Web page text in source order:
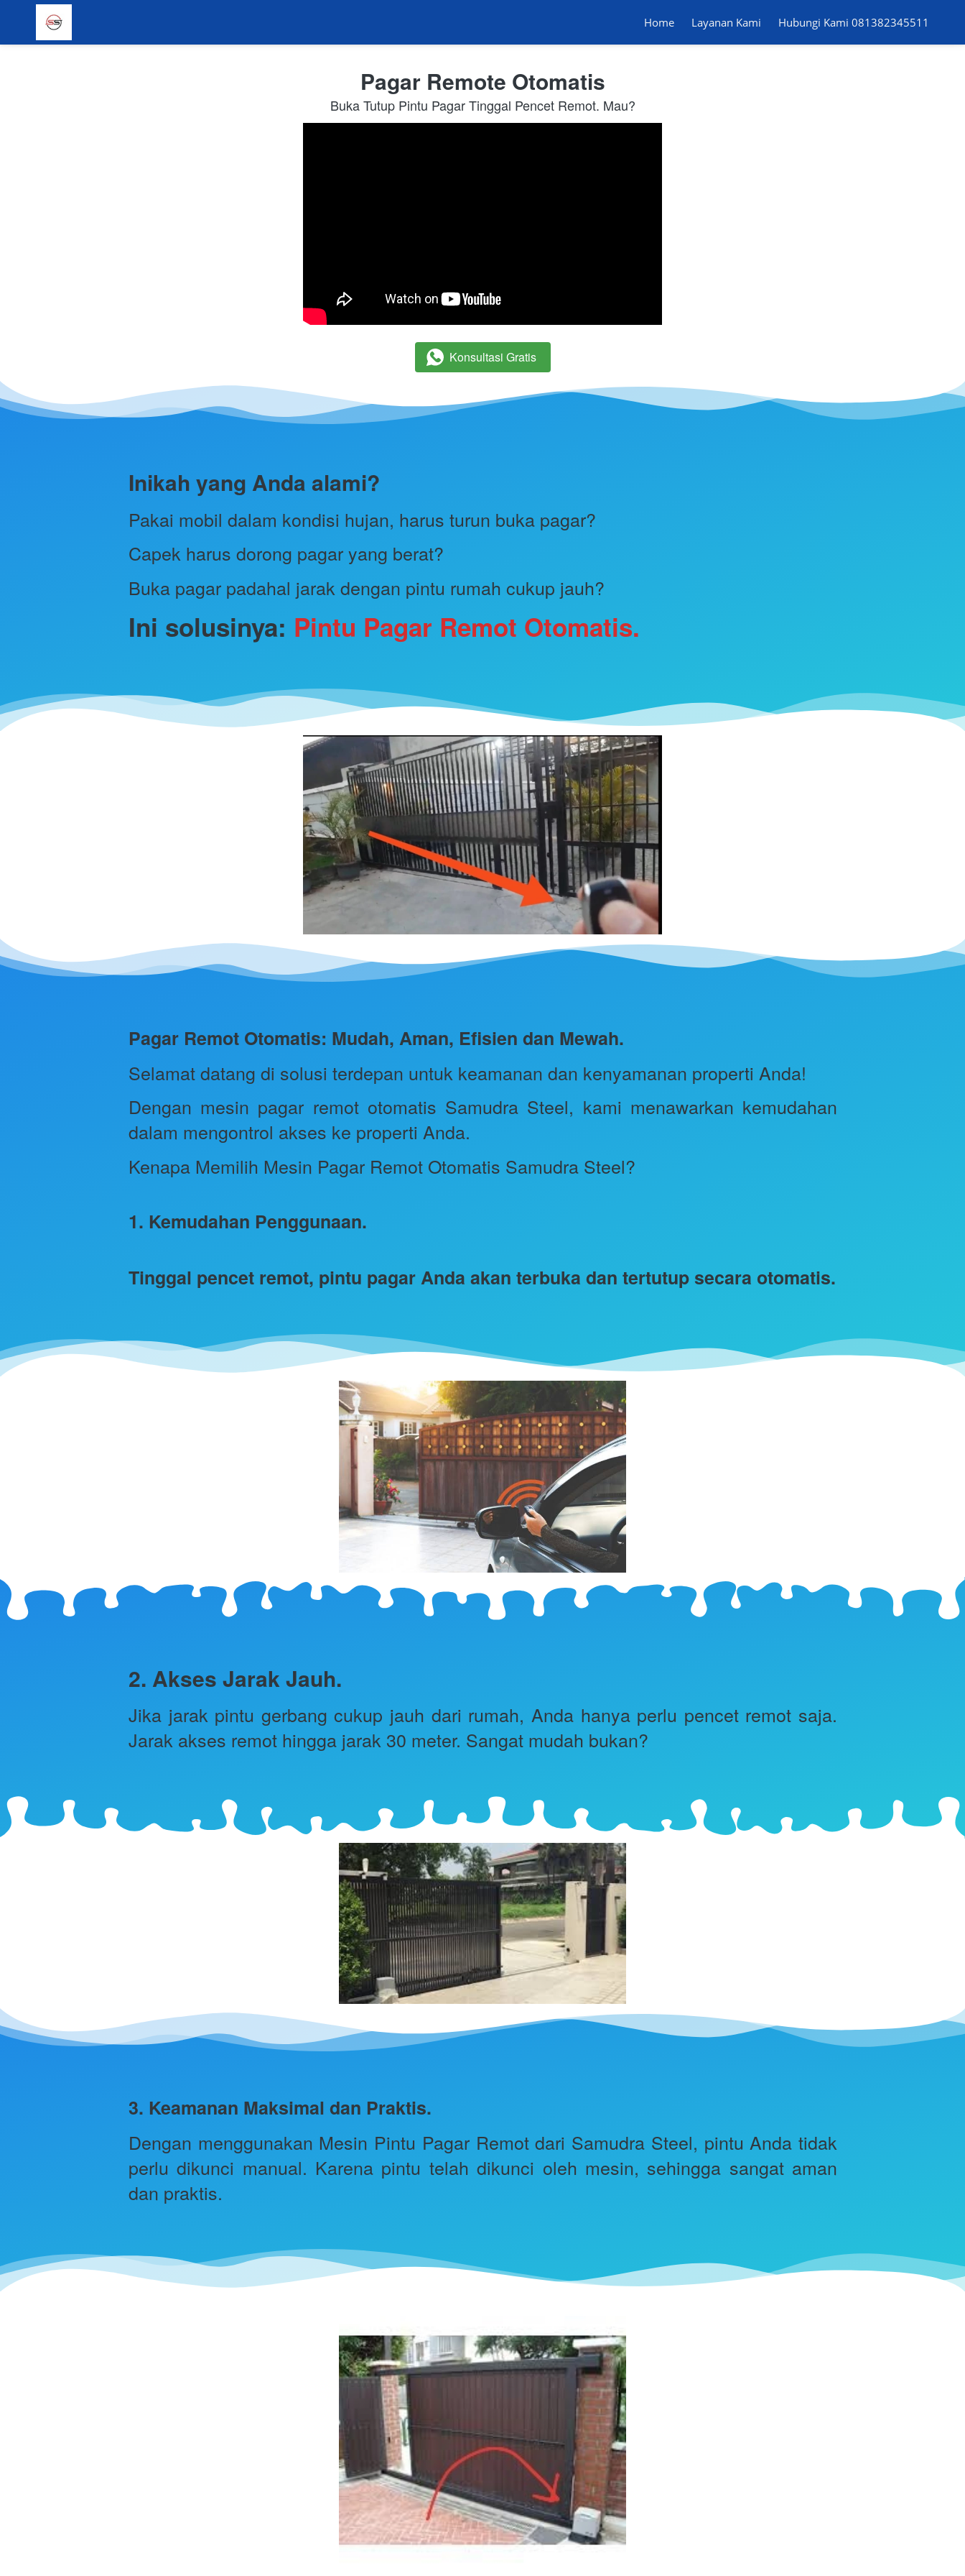
Home Layanan Kami Hubungi Kami 081382345511
Home Layanan Kami Hubungi Kami 081382345511
Pagar Remote Otomatis
Buka Tutup Pintu Pagar Tinggal Pencet Remot. Mau?
` Konsultasi Gratis
Inikah yang Anda alami?
Pakai mobil dalam kondisi hujan, harus turun buka pagar?
Capek harus dorong pagar yang berat?
Buka pagar padahal jarak dengan pintu rumah cukup jauh?
Ini solusinya: Pintu Pagar Remot Otomatis.
Pagar Remot Otomatis: Mudah, Aman, Efisien dan Mewah.
Selamat datang di solusi terdepan untuk keamanan dan kenyamanan properti Anda!
Dengan mesin pagar remot otomatis Samudra Steel, kami menawarkan kemudahan
dalam mengontrol akses ke properti Anda.
Kenapa Memilih Mesin Pagar Remot Otomatis Samudra Steel?
1. Kemudahan Penggunaan.
Tinggal pencet remot, pintu pagar Anda akan terbuka dan tertutup secara otomatis.
2. Akses Jarak Jauh.
Jika jarak pintu gerbang cukup jauh dari rumah, Anda hanya perlu pencet remot saja.
Jarak akses remot hingga jarak 30 meter. Sangat mudah bukan?
3. Keamanan Maksimal dan Praktis.
Dengan menggunakan Mesin Pintu Pagar Remot dari Samudra Steel, pintu Anda tidak
perlu dikunci manual. Karena pintu telah dikunci oleh mesin, sehingga sangat aman
dan praktis.